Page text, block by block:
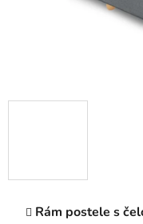
Rám postele s